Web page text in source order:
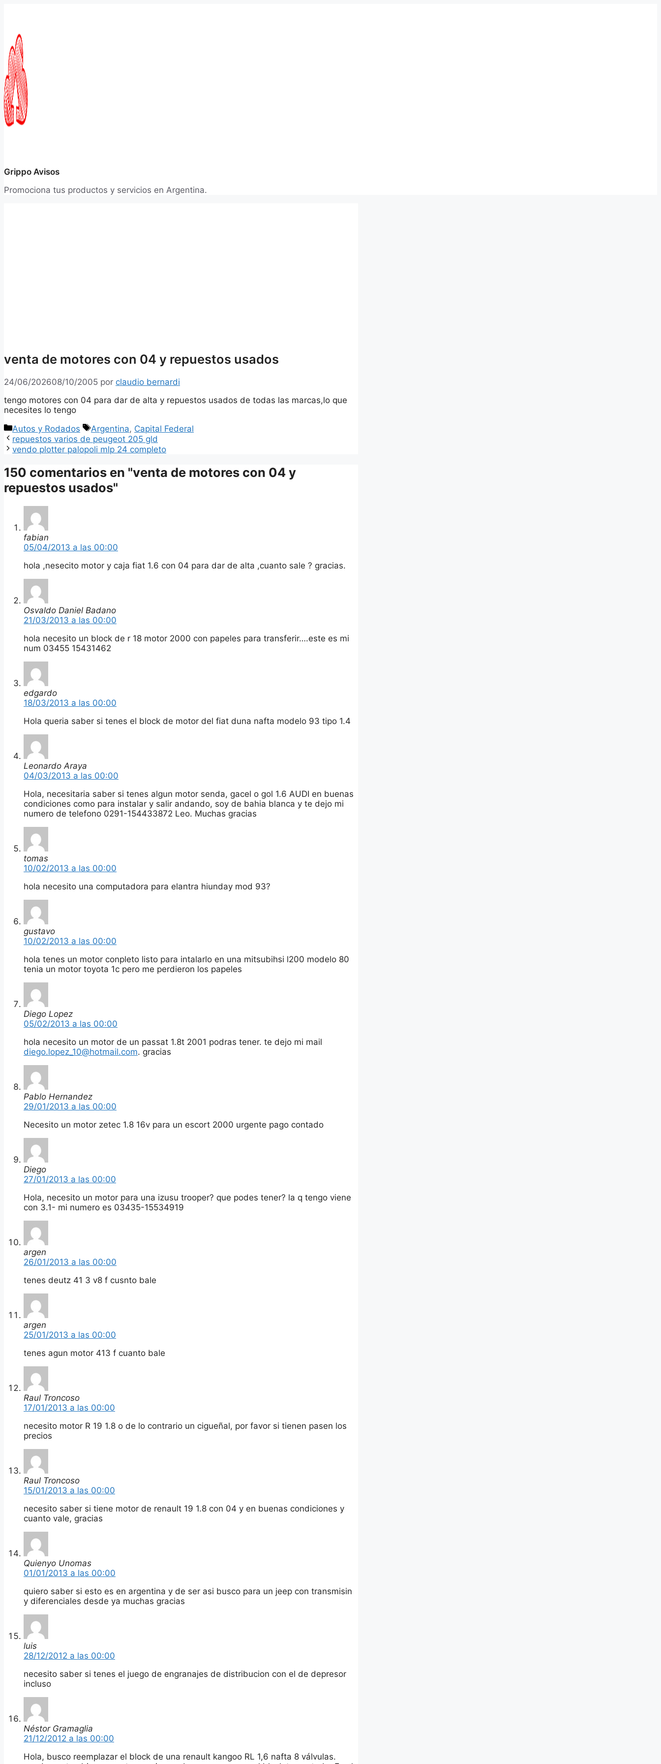
Grippo Avisos
Promociona tus productos y servicios en Argentina.
venta de motores con 04 y repuestos usados
24/06/202608/10/2005 por claudio bernardi
tengo motores con 04 para dar de alta y repuestos usados de todas las marcas,lo que
necesites lo tengo
Categorías
Autos y Rodados Etiquetas
Argentina, Capital Federal
repuestos varios de peugeot 205 gld
vendo plotter palopoli mlp 24 completo
150 comentarios en "venta de motores con 04 y
repuestos usados"
fabian
05/04/2013 a las 00:00
hola ,nesecito motor y caja fiat 1.6 con 04 para dar de alta ,cuanto sale ? gracias.
Osvaldo Daniel Badano
21/03/2013 a las 00:00
hola necesito un block de r 18 motor 2000 con papeles para transferir….este es mi
num 03455 15431462
edgardo
18/03/2013 a las 00:00
Hola queria saber si tenes el block de motor del fiat duna nafta modelo 93 tipo 1.4
Leonardo Araya
04/03/2013 a las 00:00
Hola, necesitaria saber si tenes algun motor senda, gacel o gol 1.6 AUDI en buenas
condiciones como para instalar y salir andando, soy de bahia blanca y te dejo mi
numero de telefono 0291-154433872 Leo. Muchas gracias
tomas
10/02/2013 a las 00:00
hola necesito una computadora para elantra hiunday mod 93?
gustavo
10/02/2013 a las 00:00
hola tenes un motor conpleto listo para intalarlo en una mitsubihsi l200 modelo 80
tenia un motor toyota 1c pero me perdieron los papeles
Diego Lopez
05/02/2013 a las 00:00
hola necesito un motor de un passat 1.8t 2001 podras tener. te dejo mi mail
diego.lopez_10@hotmail.com. gracias
Pablo Hernandez
29/01/2013 a las 00:00
Necesito un motor zetec 1.8 16v para un escort 2000 urgente pago contado
Diego
27/01/2013 a las 00:00
Hola, necesito un motor para una izusu trooper? que podes tener? la q tengo viene
con 3.1- mi numero es 03435-15534919
argen
26/01/2013 a las 00:00
tenes deutz 41 3 v8 f cusnto bale
argen
25/01/2013 a las 00:00
tenes agun motor 413 f cuanto bale
Raul Troncoso
17/01/2013 a las 00:00
necesito motor R 19 1.8 o de lo contrario un cigueñal, por favor si tienen pasen los
precios
Raul Troncoso
15/01/2013 a las 00:00
necesito saber si tiene motor de renault 19 1.8 con 04 y en buenas condiciones y
cuanto vale, gracias
Quienyo Unomas
01/01/2013 a las 00:00
quiero saber si esto es en argentina y de ser asi busco para un jeep con transmisin
y diferenciales desde ya muchas gracias
luis
28/12/2012 a las 00:00
necesito saber si tenes el juego de engranajes de distribucion con el de depresor
incluso
Néstor Gramaglia
21/12/2012 a las 00:00
Hola, busco reemplazar el block de una renault kangoo RL 1,6 nafta 8 válvulas.